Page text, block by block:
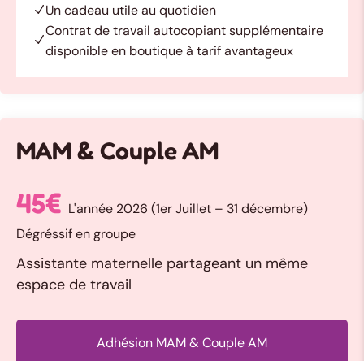
Un cadeau utile au quotidien
Contrat de travail autocopiant supplémentaire
disponible en boutique à tarif avantageux
MAM & Couple AM
45€ L'année 2026 (1er Juillet – 31 décembre)
Dégréssif en groupe
Assistante maternelle partageant un même
espace de travail
Adhésion MAM & Couple AM